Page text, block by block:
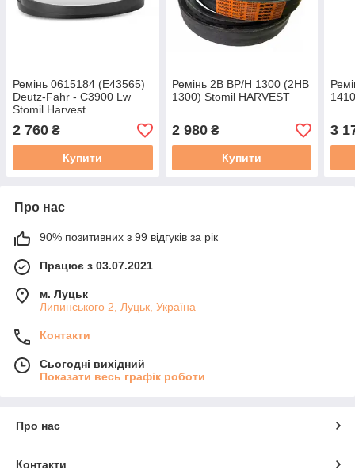
Ремінь 0615184 (E43565)
Deutz-Fahr - C3900 Lw
Stomil Harvest
2 760 ₴
Купити
Ремінь 2B BP/H 1300 (2HB
1300) Stomil HARVEST
2 980₴
Купити
3
Про нас
90% позитивних з 99 відгуків за рік
Працює з 03.07.2021
м. Луцьк
Липинського 2, Луцьк, Україна
Контакти
Сьогодні вихідний
Показати весь графік роботи
Про нас
Контакти